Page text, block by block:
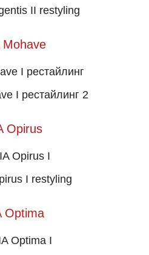
II restyling
Mohave
I рестайлинг
I рестайлинг 2
Opirus
Opirus I
I restyling
Optima
Optima I